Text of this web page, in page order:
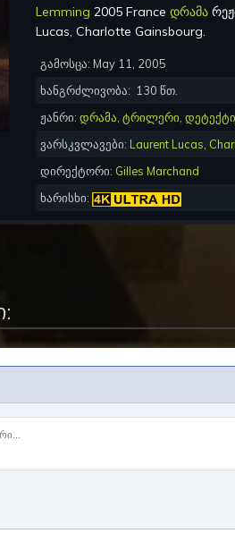
Lemming 2005 France დრამა
Lucas, Charlotte Gainsbourg.
გამოსცა: May 11, 2005
ხანგრძლივობა: 130 წთ.
ჟანრი: დრამა, ტრილერი,
ვარსკვლავები: Laurent Lucas,
დირექტორი: Gilles Marchand
ხარისხი: